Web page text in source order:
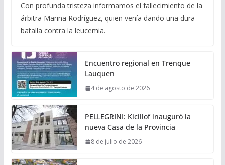
Con profunda tristeza informamos el fallecimiento de la
árbitra Marina Rodríguez, quien venía dando una dura
batalla contra la leucemia.
Encuentro regional en Trenque
Lauquen
4 de agosto de 2026
PELLEGRINI: Kicillof inauguró la
nueva Casa de la Provincia
8 de julio de 2026